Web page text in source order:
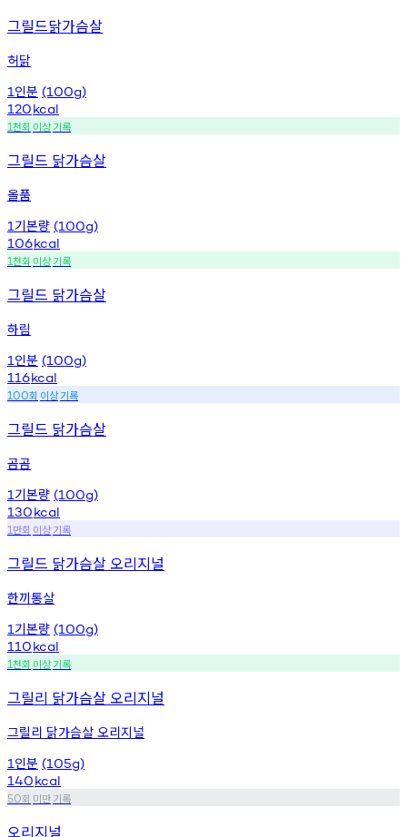
그릴드닭가슴살
허닭
1 인분 (100g)
120kcal
1천회 이상기록
그릴드 닭가슴살
올품
1 기본량 (100g)
106kcal
1천회 이상기록
그릴드 닭가슴살
하림
1 인분 (100g)
116kcal
100회 이상기록
그릴드 닭가슴살
곰곰
1 기본량 (100g)
130kcal
1 만회 이상기록
그릴드 닭가슴살 오리지널
한끼통살
1 기본량 (100g)
110kcal
1천회 이상기록
그릴리 닭가슴살 오리지널
그릴리 닭가슴살 오리지널
1 인분 (105g)
140kcal
50회 미만기록
오리지널